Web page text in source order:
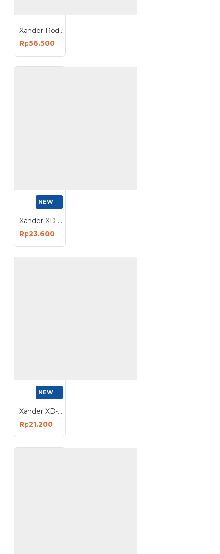
Xander Roda Trolley Karet 8 inch - Roda Troli Mati
Rp56.500
NEW
Xander XD-1125 Roda Nilon 2 Inch Hidup Rem 4 Pcs Caster Wheel Brake 50mm
Rp23.600
NEW
Xander XD-191 Roda Nilon 2 Inch Hidup 4 Pcs Caster Wheel Swivel 50mm
Rp21.200